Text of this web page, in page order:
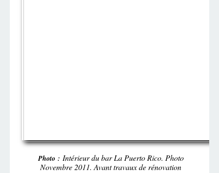
Photo : Intérieur du bar La Puerto Rico. Photo
Novembre 2011. Avant travaux de rénovation